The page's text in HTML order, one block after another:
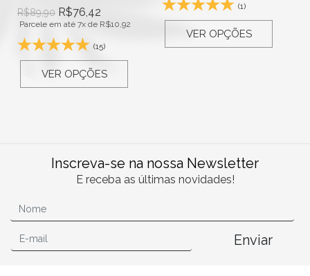
R$89,90 R$76,42
Parcele em até 7x de R$10,92
(15)
VER OPÇÕES
(1)
VER OPÇÕES
Inscreva-se na nossa Newsletter
E receba as últimas novidades!
Enviar